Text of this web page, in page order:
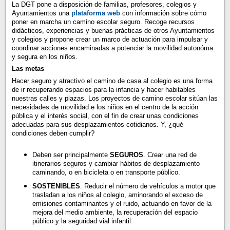
La DGT pone a disposición de familias, profesores, colegios y
Ayuntamientos una plataforma webcon información sobre cómo
poner en marcha un camino escolar seguro. Recoge recursos
didácticos, experiencias y buenas prácticas de otros Ayuntamientos
y colegios y propone crear un marco de actuación para impulsar y
coordinar acciones encaminadas a potenciar la movilidad autonóma
y segura en los niños.
Las metas
Hacer seguro y atractivo el camino de casa al colegio es una forma
de ir recuperando espacios para la infancia y hacer habitables
nuestras calles y plazas. Los proyectos de camino escolar sitúan las
necesidades de movilidad e los niños en el centro de la acción
pública y el interés social, con el fin de crear unas condiciones
adecuadas para sus desplazamientos cotidianos. Y, ¿qué
condiciones deben cumplir?
Deben ser principalmente SEGUROS. Crear una red de
itinerarios seguros y cambiar hábitos de desplazamiento
caminando, o en bicicleta o en transporte público.
SOSTENIBLES . Reducir el número de vehículos a motor que
trasladan a los niños al colegio, aminorando el exceso de
emisiones contaminantes y el ruido, actuando en favor de la
mejora del medio ambiente, la recuperación del espacio
público y la seguridad vial infantil.